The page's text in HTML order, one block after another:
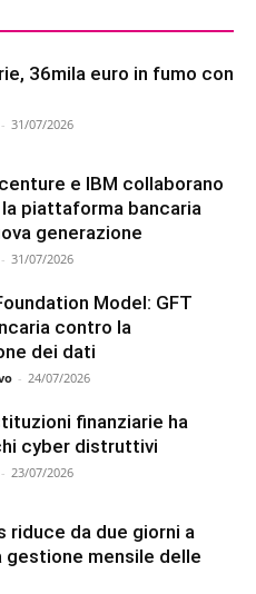
36mila euro in fumo con
- 31/07/2026
e IBM collaborano
piattaforma bancaria
generazione
- 31/07/2026
Model: GFT
contro la
dei dati
- 24/07/2026
finanziarie ha
cyber distruttivi
- 23/07/2026
riduce da due giorni a
gestione mensile delle